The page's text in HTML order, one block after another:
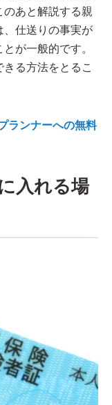
あと解説する親
、仕送りの事実が
が一般的です。
る方法をとるこ
ランナーへの無料
入れる場